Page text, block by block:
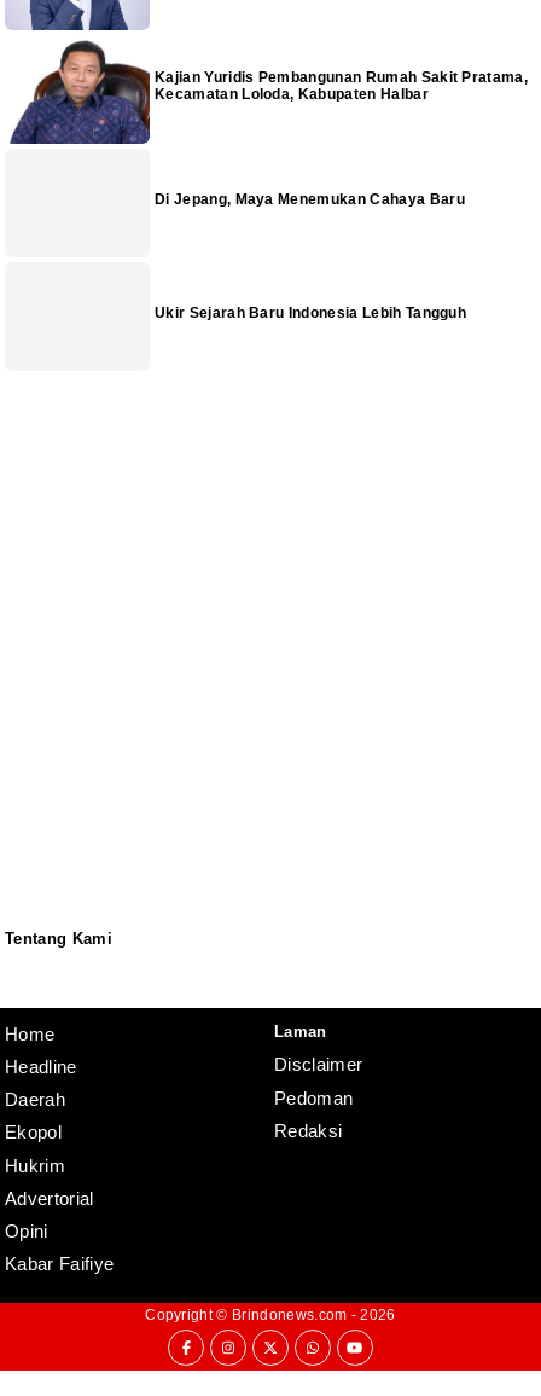
Kajian Yuridis Pembangunan Rumah Sakit Pratama,
Kecamatan Loloda, Kabupaten Halbar
Di Jepang, Maya Menemukan Cahaya Baru
Ukir Sejarah Baru Indonesia Lebih Tangguh
Tentang Kami
Home
Headline
Daerah
Ekopol
Hukrim
Advertorial
Opini
Kabar Faifiye
Laman
Disclaimer
Pedoman
Redaksi
Copyright © Brindonews.com - 2026